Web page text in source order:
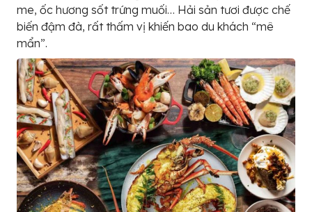
me, ốc hương sốt trứng muối… Hải sản tươi được chế
biến đậm đà, rất thấm vị khiến bao du khách “mê
mẩn”.